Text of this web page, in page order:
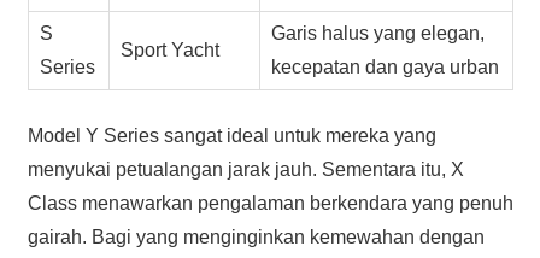
S
Series
Sport Yacht
Garis halus yang elegan,
kecepatan dan gaya urban
Model Y Series sangat ideal untuk mereka yang
menyukai petualangan jarak jauh. Sementara itu, X
Class menawarkan pengalaman berkendara yang penuh
gairah. Bagi yang menginginkan kemewahan dengan